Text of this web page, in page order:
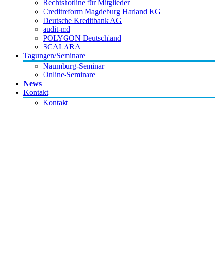
Rechtshotline für Mitglieder
Creditreform Magdeburg Harland KG
Deutsche Kreditbank AG
audit-md
POLYGON Deutschland
SCALARA
Tagungen/Seminare
Naumburg-Seminar
Online-Seminare
News
Kontakt
Kontakt